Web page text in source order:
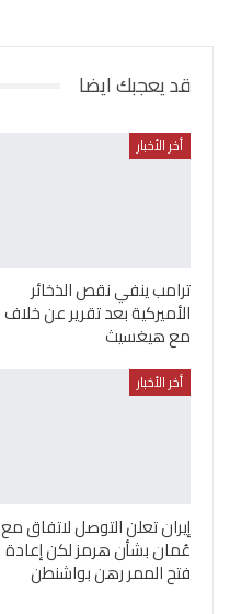
قد يعجبك ايضا
أخر الأخبار
ترامب ينفي نقص الذخائر
الأميركية بعد تقرير عن خلاف
مع هيغسيث
أخر الأخبار
إيران تعلن التوصل لاتفاق مع
عُمان بشأن هرمز لكن إعادة
فتح الممر رهن بواشنطن